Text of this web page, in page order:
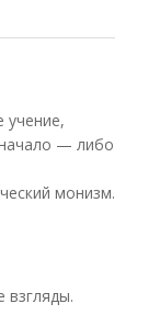
учение,
— либо
монизм.
взгляды.